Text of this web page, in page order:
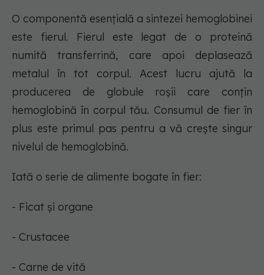
O componentă esențială a sintezei hemoglobinei
este fierul. Fierul este legat de o proteină
numită transferrină, care apoi deplasează
metalul în tot corpul. Acest lucru ajută la
producerea de globule roșii care conțin
hemoglobină în corpul tău. Consumul de fier în
plus este primul pas pentru a vă crește singur
nivelul de hemoglobină.
Iată o serie de alimente bogate în fier:
- Ficat și organe
- Crustacee
- Carne de vită